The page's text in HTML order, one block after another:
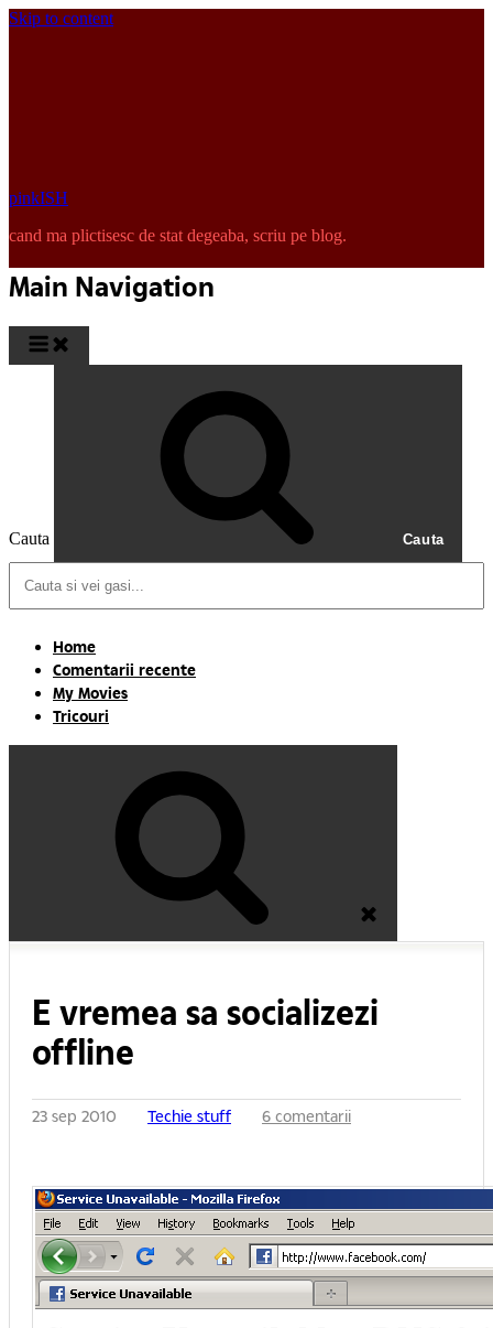
Skip to content
pinkISH
cand ma plictisesc de stat degeaba, scriu pe blog.
Main Navigation
Cauta Cauta
Home
Comentarii recente
My Movies
Tricouri
E vremea sa socializezi
offline
23 sep 2010 Techie stuff 6 comentarii